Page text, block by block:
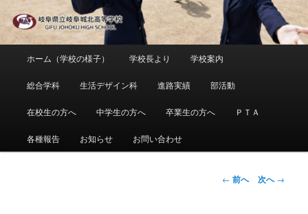
メ
イ
ン
ホーム（学校の様子） 学校長より 学校案内
総合学科 生活デザイン科 進路実績 部活動
在校生の方へ 中学生の方へ 卒業生の方へ ＰＴＡ
各種報告 お知らせ お問い合わせ
投
← 前へ 次へ→